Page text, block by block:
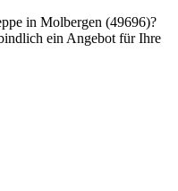
in Molbergen (49696)?
ein Angebot für Ihre